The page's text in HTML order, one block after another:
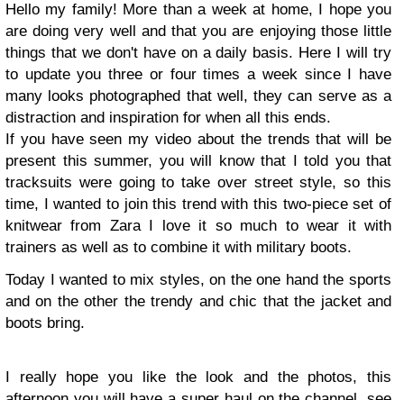
Hello my family! More than a week at home, I hope you
are doing very well and that you are enjoying those little
things that we don't have on a daily basis. Here I will try
to update you three or four times a week since I have
many looks photographed that well, they can serve as a
distraction and inspiration for when all this ends.
If you have seen my video about the trends that will be
present this summer, you will know that I told you that
tracksuits were going to take over street style, so this
time, I wanted to join this trend with this two-piece set of
knitwear from Zara I love it so much to wear it with
trainers as well as to combine it with military boots.
Today I wanted to mix styles, on the one hand the sports
and on the other the trendy and chic that the jacket and
boots bring.
I really hope you like the look and the photos, this